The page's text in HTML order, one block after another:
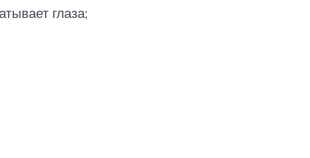
глаза;